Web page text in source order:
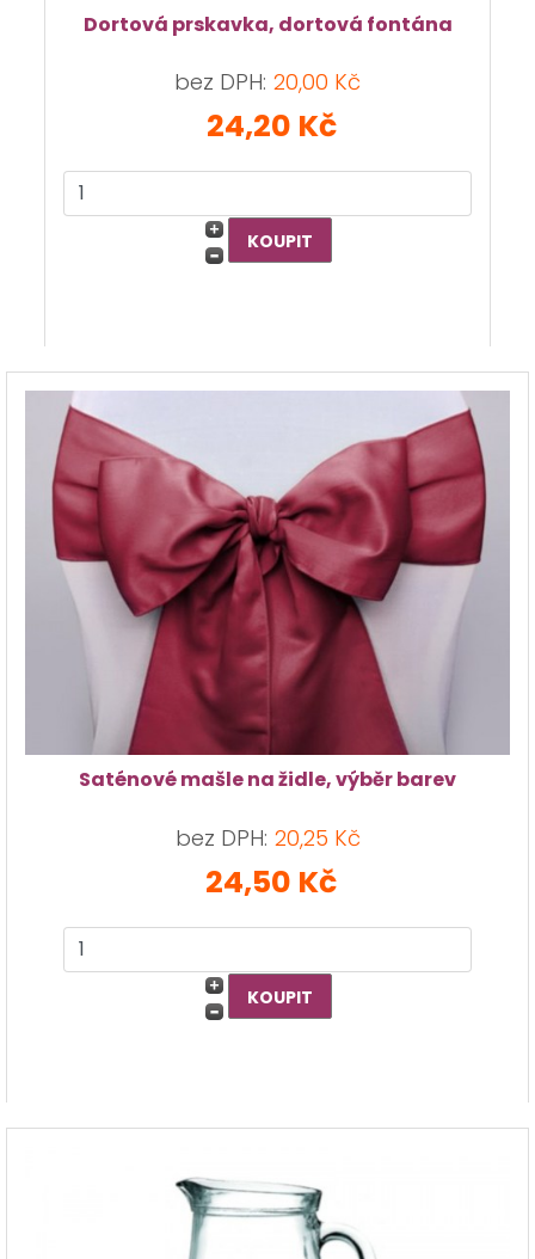
Dortová prskavka, dortová fontána
bez DPH: 20,00 Kč
24,20 Kč
Saténové mašle na židle, výběr barev
bez DPH: 20,25 Kč
24,50 Kč